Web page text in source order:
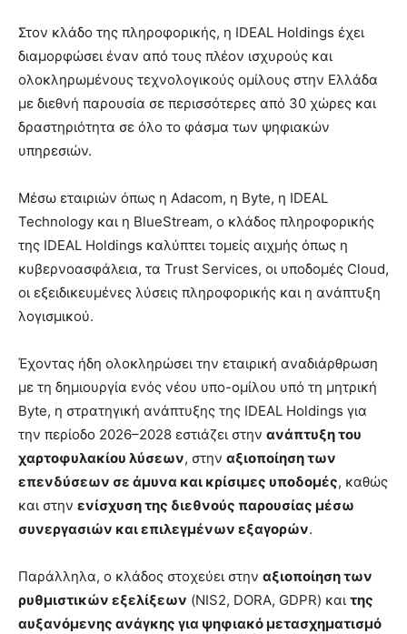
Στον κλάδο της πληροφορικής, η IDEAL Holdings έχει
διαμορφώσει έναν από τους πλέον ισχυρούς και
ολοκληρωμένους τεχνολογικούς ομίλους στην Ελλάδα
με διεθνή παρουσία σε περισσότερες από 30 χώρες και
δραστηριότητα σε όλο το φάσμα των ψηφιακών
υπηρεσιών.
Μέσω εταιριών όπως η Adacom, η Byte, η IDEAL
Technology και η BlueStream, ο κλάδος πληροφορικής
της IDEAL Holdings καλύπτει τομείς αιχμής όπως η
κυβερνοασφάλεια, τα Trust Services, οι υποδομές Cloud,
οι εξειδικευμένες λύσεις πληροφορικής και η ανάπτυξη
λογισμικού.
Έχοντας ήδη ολοκληρώσει την εταιρική αναδιάρθρωση
με τη δημιουργία ενός νέου υπο-ομίλου υπό τη μητρική
Byte, η στρατηγική ανάπτυξης της IDEAL Holdings για
την περίοδο 2026–2028 εστιάζει στην ανάπτυξη του
χαρτοφυλακίου λύσεων, στην αξιοποίηση των
επενδύσεων σε άμυνα και κρίσιμες υποδομές, καθώς
και στην ενίσχυση της διεθνούς παρουσίας μέσω
συνεργασιών και επιλεγμένων εξαγορών.
Παράλληλα, ο κλάδος στοχεύει στην αξιοποίηση των
ρυθμιστικών εξελίξεων (NIS2, DORA, GDPR) και της
αυξανόμενης ανάγκης για ψηφιακό μετασχηματισμό